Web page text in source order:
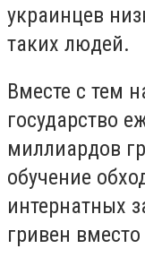
украинцев
таких людей.
Вместе с тем
государство
миллиардов
обучение
интернатных
гривен